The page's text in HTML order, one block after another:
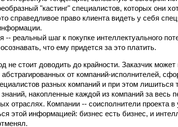
"кастинг" специалистов, которых они
справедливое право клиента видеть у себя
-- реальный шаг к покупке интеллектуального
что ему придется за это платить.
не стоит доводить до крайности. Заказчик
абстрагированных от компаний-исполнителей,
разных компаний и при этом лишиться
накопленные каждой из компаний за весь
отраслях. Компании -- соисполнители проекта
этой информацией: бизнес есть бизнес, и